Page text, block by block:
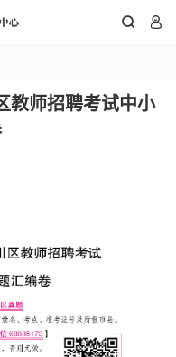
 
教师招聘考试中小